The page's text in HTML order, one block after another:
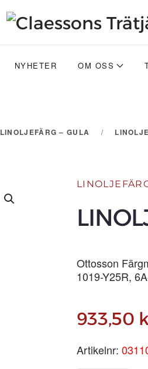
NYHETER OM OSS
LINOLJEFÄRG – GULA
Ottosson
1019-Y25R,
933,50
Artikelnr: